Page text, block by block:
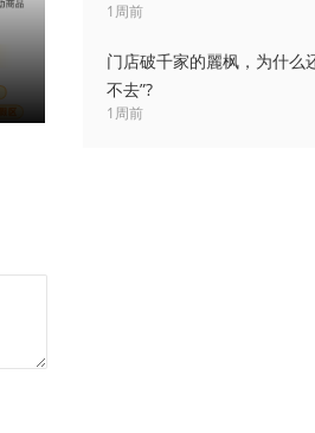
1周前
门店破千家的麗枫，为什么
不去”?
1周前